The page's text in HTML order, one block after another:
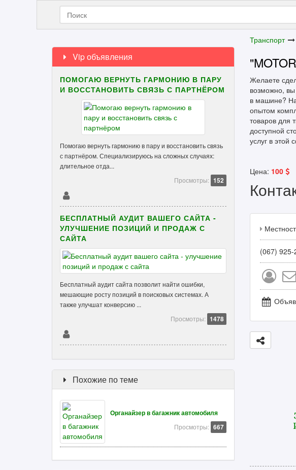
Транспорт
Желаете
возможно,
в машине?
опытом
товаров для
доступной
услуг в этой
Цена: 100
(067) 925-
Vip объявления
ПОМОГАЮ ВЕРНУТЬ ГАРМОНИЮ В ПАРУ
И ВОССТАНОВИТЬ СВЯЗЬ С ПАРТНЁРОМ
Помогаю вернуть гармонию в пару и восстановить связь
с партнёром. Специализируюсь на сложных случаях:
длительное отда...
Просмотры: 152
БЕСПЛАТНЫЙ АУДИТ ВАШЕГО САЙТА -
УЛУЧШЕНИЕ ПОЗИЦИЙ И ПРОДАЖ С
САЙТА
Бесплатный аудит сайта позволит найти ошибки,
мешающие росту позиций в поисковых системах. А
также улучшат конверсию ...
Просмотры: 1478
Похожие по теме
Органайзер в багажник автомобиля
Просмотры: 667